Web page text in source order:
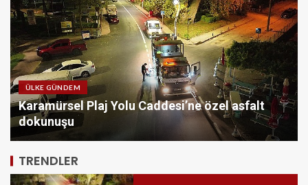
özel asfalt ÜLKE SPOR
Süper Enduro’da start Başkan
TRENDLER
5
Gökeyüp Mahallesi’nin Su
Sorunu Çözüme Kavuşturuldu
Caddesi’ne özel asfalt